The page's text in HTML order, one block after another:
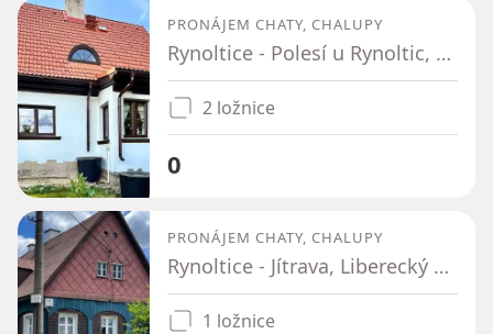
PRONÁJEM CHATY, CHALUPY
Rynoltice - Polesí u Rynoltic, Liberecký kraj
2 ložnice
0
PRONÁJEM CHATY, CHALUPY
Rynoltice - Jítrava, Liberecký kraj
1 ložnice